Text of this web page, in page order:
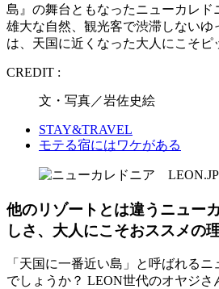
島』の舞台ともなったニューカレド
雄大な自然、観光客で渋滞しないゆ
は、天国に近くなった大人にこそピ
CREDIT :
文・写真／岩佐史絵
STAY&TRAVEL
モテる宿にはワケがある
他のリゾートとは違うニュー
しさ、大人にこそおススメの
「天国に一番近い島」と呼ばれる
でしょうか？ LEON世代のオヤジさ